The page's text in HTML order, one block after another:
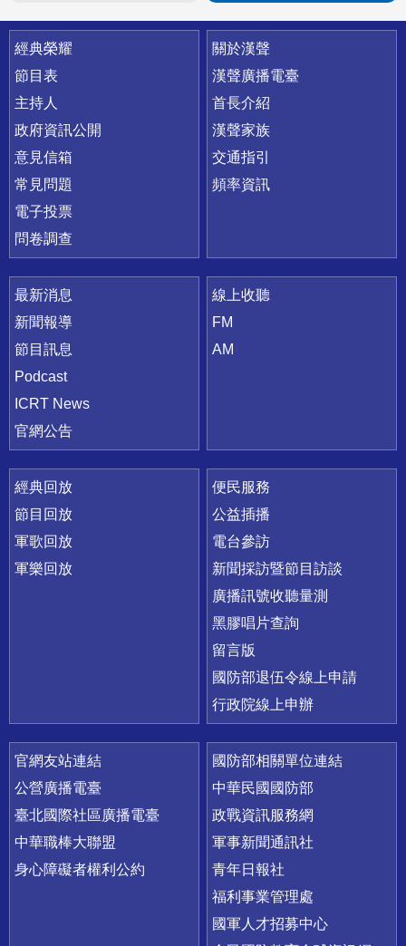
快速連結
經典榮耀
節目表
主持人
政府資訊公開
意見信箱
常見問題
電子投票
問卷調查
關於漢聲
漢聲廣播電臺
首長介紹
漢聲家族
交通指引
頻率資訊
最新消息
新聞報導
節目訊息
Podcast
ICRT News
官網公告
線上收聽
FM
AM
經典回放
節目回放
軍歌回放
軍樂回放
便民服務
公益插播
電台參訪
新聞採訪暨節目訪談
廣播訊號收聽量測
黑膠唱片查詢
留言版
國防部退伍令線上申請
行政院線上申辦
官網友站連結
公營廣播電臺
臺北國際社區廣播電臺
中華職棒大聯盟
身心障礙者權利公約
國防部相關單位連結
中華民國國防部
政戰資訊服務網
軍事新聞通訊社
青年日報社
福利事業管理處
國軍人才招募中心